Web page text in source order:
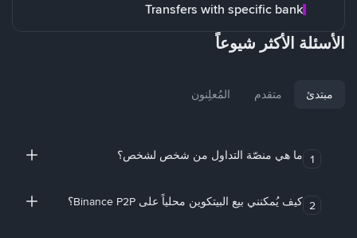
Transfers with specific bank
الأسئلة الأكثر شيوعاً
مبتدئ متقدم المُعلِنون
1 ما هي منصّة التداول من شخص لشخص؟
2 كيف يُمكنني بيع البيتكوين محلياً على Binance P2P؟